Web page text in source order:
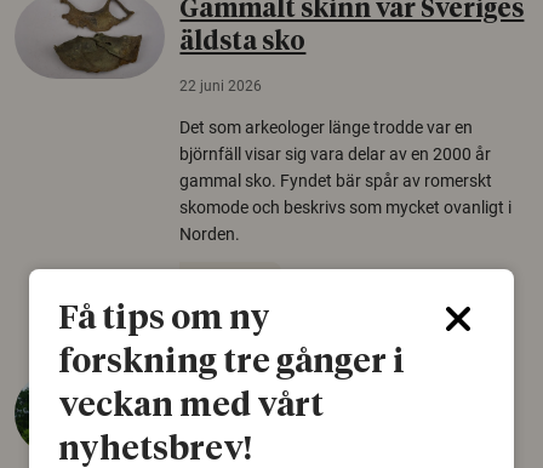
Gammalt skinn var Sveriges
äldsta sko
22 juni 2026
Det som arkeologer länge trodde var en
björnfäll visar sig vara delar av en 2000 år
gammal sko. Fyndet bär spår av romerskt
skomode och beskrivs som mycket ovanligt i
Norden.
Så mycket eklandskap
krävs för att rädda hotade
arter
Få tips om ny
forskning tre gånger i
veckan med vårt
nyhetsbrev!